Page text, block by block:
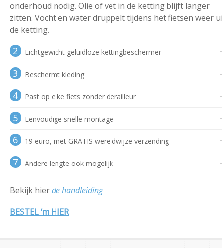
onderhoud nodig. Olie of vet in de ketting blijft langer
zitten. Vocht en water druppelt tijdens het fietsen weer
de ketting.
2 Lichtgewicht geluidloze kettingbeschermer
3 Beschermt kleding
4 Past op elke fiets zonder derailleur
5 Eenvoudige snelle montage
6 19 euro, met GRATIS wereldwijze verzending
7 Andere lengte ook mogelijk
Bekijk hierde handleiding
BESTEL ‘m HIER